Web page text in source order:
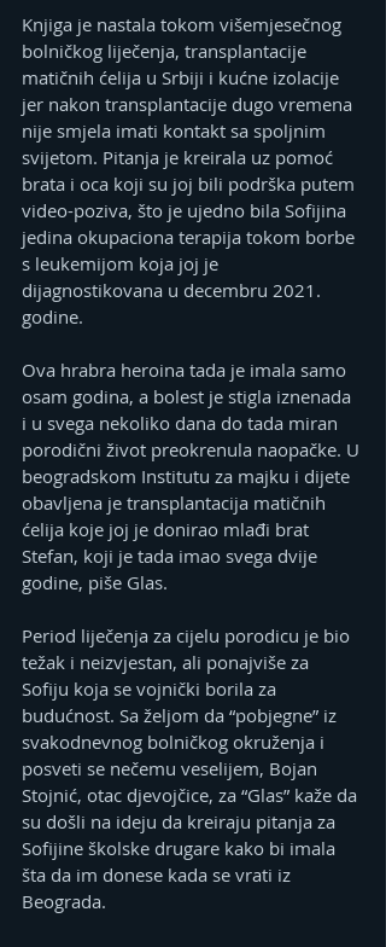
Knjiga je nastala tokom višemjesečnog
bolničkog liječenja, transplantacije
matičnih ćelija u Srbiji i kućne izolacije
jer nakon transplantacije dugo vremena
nije smjela imati kontakt sa spoljnim
svijetom. Pitanja je kreirala uz pomoć
brata i oca koji su joj bili podrška putem
video-poziva, što je ujedno bila Sofijina
jedina okupaciona terapija tokom borbe
s leukemijom koja joj je
dijagnostikovana u decembru 2021.
godine.
Ova hrabra heroina tada je imala samo
osam godina, a bolest je stigla iznenada
i u svega nekoliko dana do tada miran
porodični život preokrenula naopačke. U
beogradskom Institutu za majku i dijete
obavljena je transplantacija matičnih
ćelija koje joj je donirao mlađi brat
Stefan, koji je tada imao svega dvije
godine, piše Glas.
Period liječenja za cijelu porodicu je bio
težak i neizvjestan, ali ponajviše za
Sofiju koja se vojnički borila za
budućnost. Sa željom da “pobjegne” iz
svakodnevnog bolničkog okruženja i
posveti se nečemu veselijem, Bojan
Stojnić, otac djevojčice, za “Glas” kaže da
su došli na ideju da kreiraju pitanja za
Sofijine školske drugare kako bi imala
šta da im donese kada se vrati iz
Beograda.